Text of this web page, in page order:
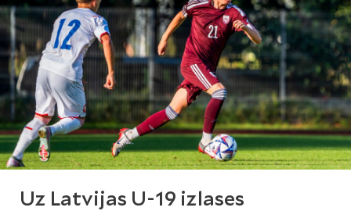
Uz Latvijas U-19 izlases